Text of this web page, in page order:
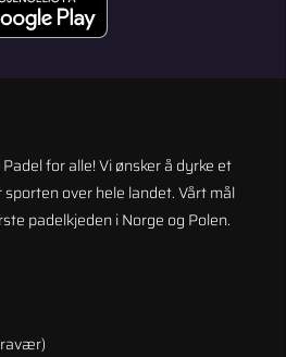
for alle! Vi ønsker å dyrke et
over hele landet.Vårt mål
padelkjeden i Norge og Polen.